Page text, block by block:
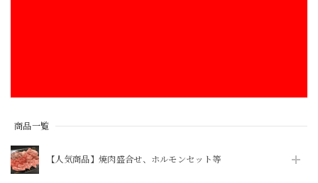
商品一覧
【人気商品】焼肉盛合せ、ホルモンセット等